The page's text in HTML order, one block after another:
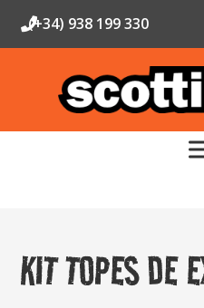
(+34) 938 199 330
KIT TOPES DE